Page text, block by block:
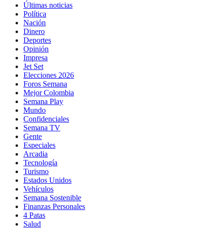
Últimas noticias
Política
Nación
Dinero
Deportes
Opinión
Impresa
Jet Set
Elecciones 2026
Foros Semana
Mejor Colombia
Semana Play
Mundo
Confidenciales
Semana TV
Gente
Especiales
Arcadia
Tecnología
Turismo
Estados Unidos
Vehículos
Semana Sostenible
Finanzas Personales
4 Patas
Salud